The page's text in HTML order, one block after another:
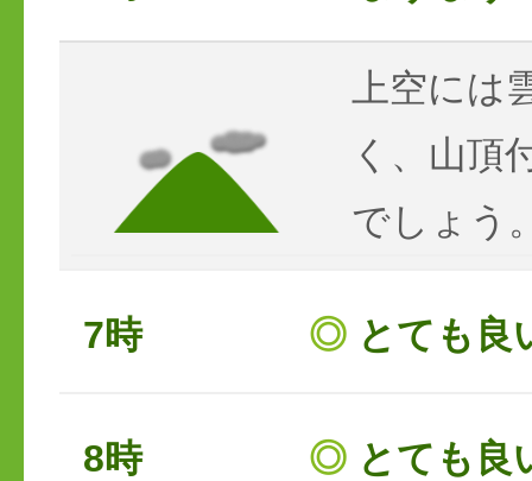
上空には
く、山頂
でしょう
7時 ◎ とても良
8時 ◎ とても良